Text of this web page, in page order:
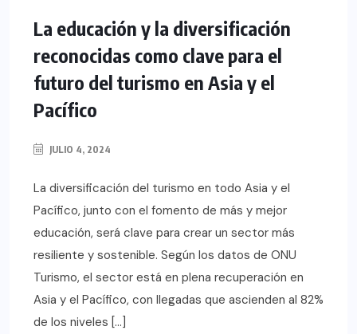
La educación y la diversificación
reconocidas como clave para el
futuro del turismo en Asia y el
Pacífico
JULIO 4, 2024
La diversificación del turismo en todo Asia y el
Pacífico, junto con el fomento de más y mejor
educación, será clave para crear un sector más
resiliente y sostenible. Según los datos de ONU
Turismo, el sector está en plena recuperación en
Asia y el Pacífico, con llegadas que ascienden al 82%
de los niveles […]